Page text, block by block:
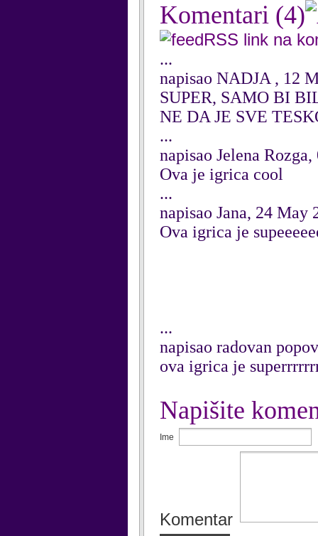
Komentari (4)
RSS link na
...
napisao NADJA , 12
SUPER, SAMO BI
NE DA JE SVE
...
napisao Jelena Rozga,
Ova je igrica cool
...
napisao Jana, 24 May
Ova igrica je
...
napisao radovan
ova igrica je
Napišite
Ime
Komentar